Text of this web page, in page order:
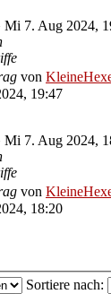
Mi 7. Aug 2024,
von
19:47
Mi 7. Aug 2024,
von
18:20
Sortiere nach: